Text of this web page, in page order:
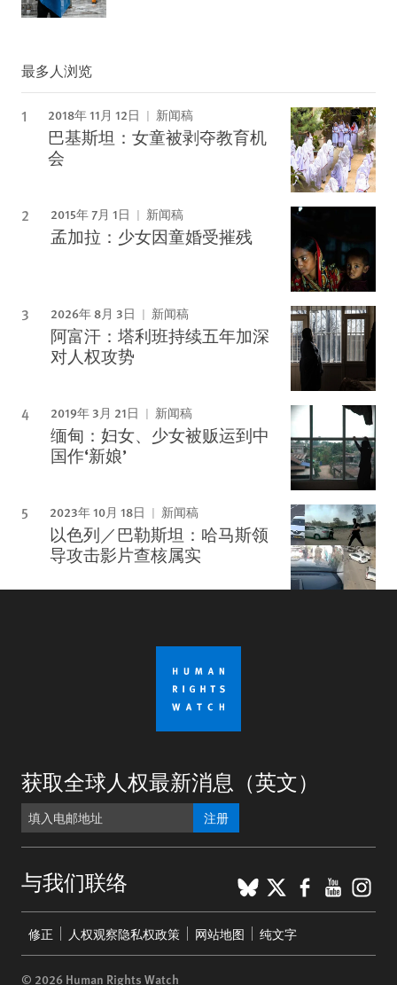
最多人浏览
2018年 11月 12日 新闻稿
巴基斯坦：女童被剥夺教育机
会
2015年 7月 1日 新闻稿
孟加拉：少女因童婚受摧残
2026年 8月 3日 新闻稿
阿富汗：塔利班持续五年加深
对人权攻势
2019年 3月 21日 新闻稿
缅甸：妇女、少女被贩运到中
国作‘新娘’
2023年 10月 18日 新闻稿
以色列／巴勒斯坦：哈马斯领
导攻击影片查核属实
获取全球人权最新消息（英文）
注册
与我们联络 BlueSky
X
menu
修正 人权观察隐私权政策 网站地图 纯文字
© 2026 Human Rights Watch